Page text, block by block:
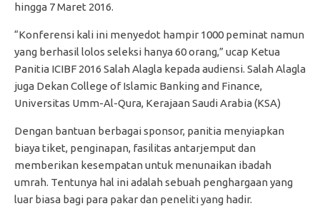
hingga 7 Maret 2016.
“Konferensi kali ini menyedot hampir 1000 peminat namun
yang berhasil lolos seleksi hanya 60 orang,” ucap Ketua
Panitia ICIBF 2016 Salah Alagla kepada audiensi. Salah Alagla
juga Dekan College of Islamic Banking and Finance,
Universitas Umm-Al-Qura, Kerajaan Saudi Arabia (KSA)
Dengan bantuan berbagai sponsor, panitia menyiapkan
biaya tiket, penginapan, fasilitas antarjemput dan
memberikan kesempatan untuk menunaikan ibadah
umrah. Tentunya hal ini adalah sebuah penghargaan yang
luar biasa bagi para pakar dan peneliti yang hadir.